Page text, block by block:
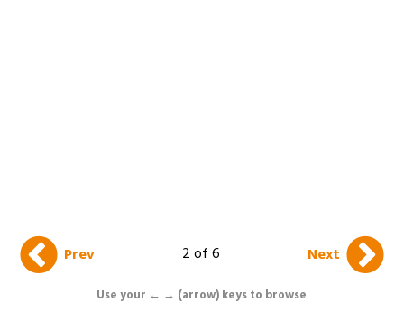
Prev 2 of 6 Next
Use your ← → (arrow) keys to browse